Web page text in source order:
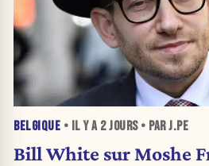
BELGIQUE • IL Y A 2 JOURS• PAR J.PE
Bill White sur Moshe